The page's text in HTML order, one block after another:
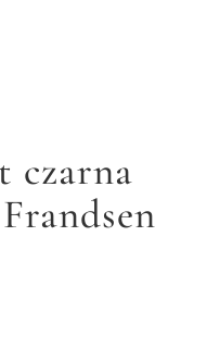
czarna